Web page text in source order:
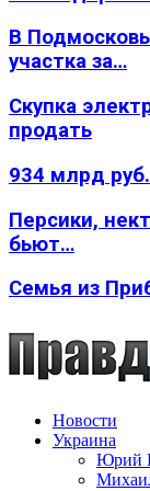
В
участка за…
Скупка
продать
934 млрд
Персики,
бьют…
Семья из
Новости
Украина
Юрий